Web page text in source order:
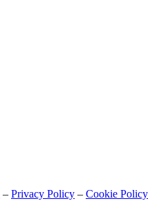
– Privacy Policy – Cookie Policy